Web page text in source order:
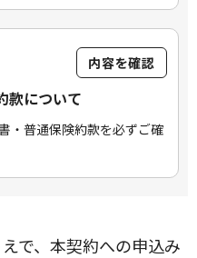
内容を確認
款について
・普通保険約款を必ずご確
で、本契約への申込み